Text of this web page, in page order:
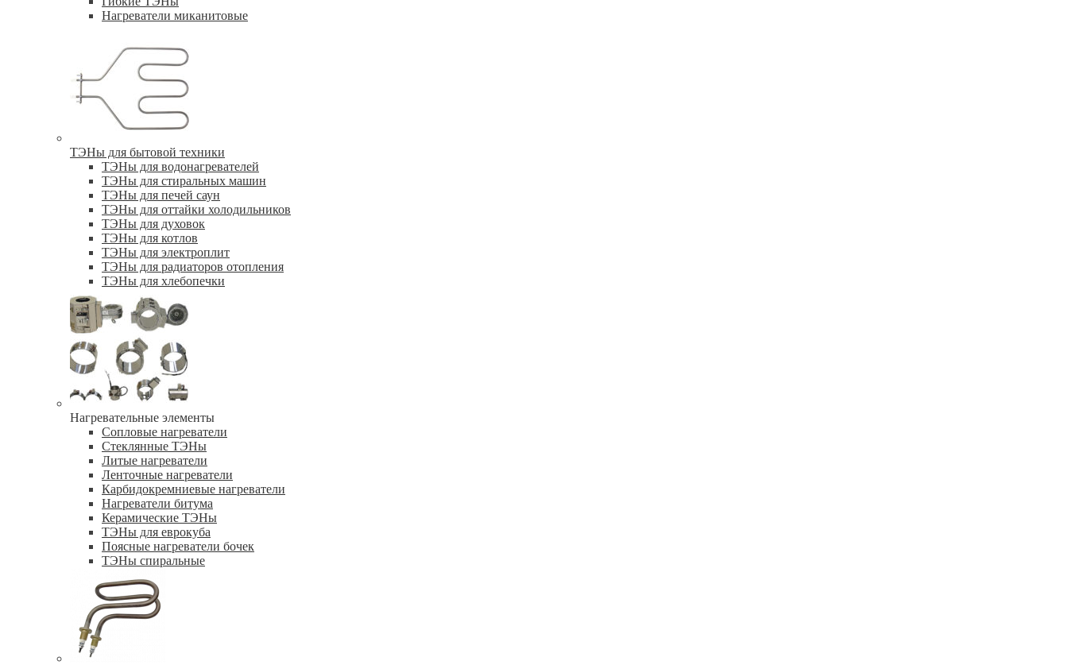
Нагреватели миканитовые
ТЭНы для бытовой техники
ТЭНы для водонагревателей
ТЭНы для стиральных машин
ТЭНы для печей саун
ТЭНы для оттайки холодильников
ТЭНы для духовок
ТЭНы для котлов
ТЭНы для электроплит
ТЭНы для радиаторов отопления
ТЭНы для хлебопечки
Нагревательные элементы
Сопловые нагреватели
Стеклянные ТЭНы
Литые нагреватели
Ленточные нагреватели
Карбидокремниевые нагреватели
Нагреватели битума
Керамические ТЭНы
ТЭНы для еврокуба
Поясные нагреватели бочек
ТЭНы спиральные